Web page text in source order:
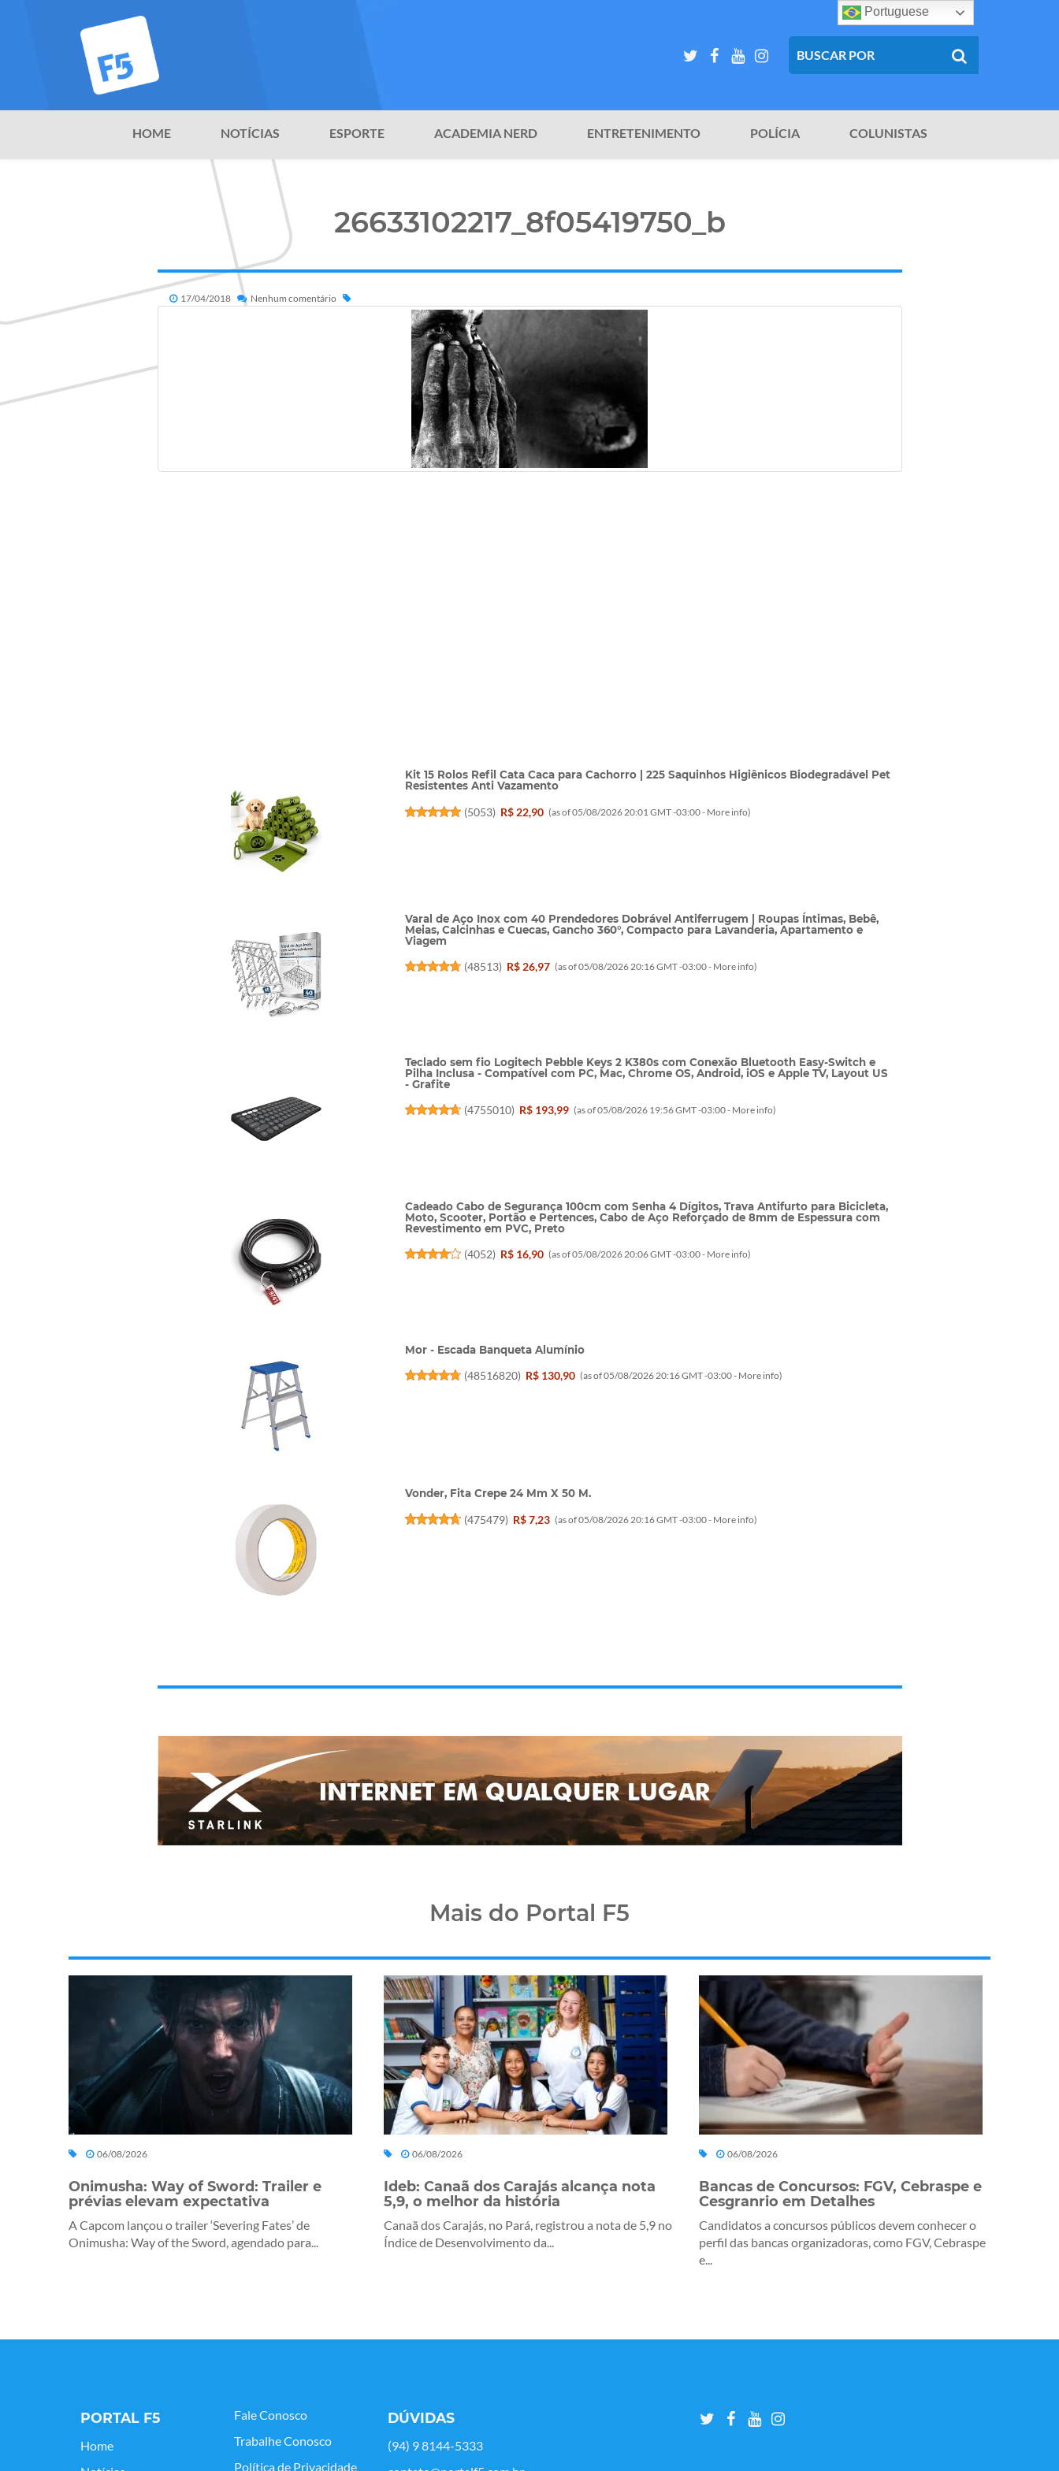
HOME NOTÍCIAS ESPORTE ACADEMIA NERD ENTRETENIMENTO POLÍCIA COLUNISTAS
26633102217_8f05419750_b
17/04/2018 Nenhum comentário
Kit 15 Rolos Refil Cata Caca para Cachorro | 225 Saquinhos Higiênicos Biodegradável Pet
Resistentes Anti Vazamento
(5053) R$ 22,90 (as of 05/08/2026 20:01 GMT -03:00 - More info)
Varal de Aço Inox com 40 Prendedores Dobrável Antiferrugem | Roupas Íntimas, Bebê,
Meias, Calcinhas e Cuecas, Gancho 360°, Compacto para Lavanderia, Apartamento e
Viagem
(48513) R$ 26,97 (as of 05/08/2026 20:16 GMT -03:00 - More info)
Teclado sem fio Logitech Pebble Keys 2 K380s com Conexão Bluetooth Easy-Switch e
Pilha Inclusa - Compatível com PC, Mac, Chrome OS, Android, iOS e Apple TV, Layout US
- Grafite
(4755010) R$ 193,99 (as of 05/08/2026 19:56 GMT -03:00 - More info)
Cadeado Cabo de Segurança 100cm com Senha 4 Dígitos, Trava Antifurto para Bicicleta,
Moto, Scooter, Portão e Pertences, Cabo de Aço Reforçado de 8mm de Espessura com
Revestimento em PVC, Preto
(4052) R$ 16,90 (as of 05/08/2026 20:06 GMT -03:00 - More info)
Mor - Escada Banqueta Alumínio
(48516820) R$ 130,90 (as of 05/08/2026 20:16 GMT -03:00 - More info)
Vonder, Fita Crepe 24 Mm X 50 M.
(475479) R$ 7,23 (as of 05/08/2026 20:16 GMT -03:00 - More info)
Mais do Portal F5
06/08/2026
Onimusha: Way of Sword: Trailer e
prévias elevam expectativa
A Capcom lançou o trailer ‘Severing Fates’ de
Onimusha: Way of the Sword, agendado para...
06/08/2026
Ideb: Canaã dos Carajás alcança nota
5,9, o melhor da história
Canaã dos Carajás, no Pará, registrou a nota de 5,9 no
Índice de Desenvolvimento da...
06/08/2026
Bancas de Concursos: FGV, Cebraspe e
Cesgranrio em Detalhes
Candidatos a concursos públicos devem conhecer o
perfil das bancas organizadoras, como FGV, Cebraspe
e...
PORTAL F5
Home
Fale Conosco
Trabalhe Conosco
Política de Privacidade
DÚVIDAS
(94) 9 8144-5333
Portuguese